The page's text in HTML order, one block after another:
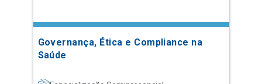
Governança, Ética e Compliance na
Saúde